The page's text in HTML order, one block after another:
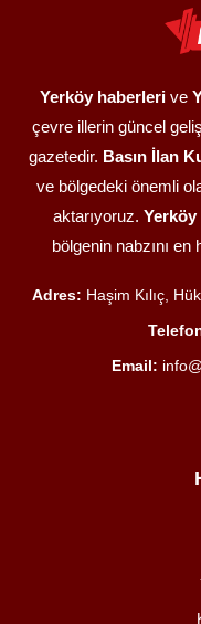
Yerköy haberlerive
çevre illerin güncel
gazetedir. Basın İlan
ve bölgedeki önemli
aktarıyoruz.
bölgenin nabzını
Adres: Haşim Kılıç,
Email: